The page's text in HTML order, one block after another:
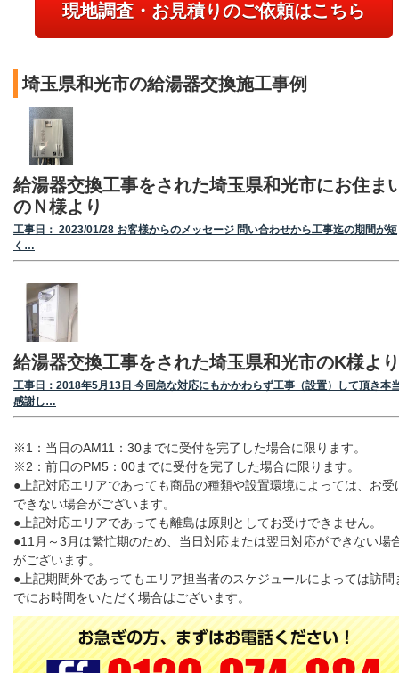
現地調査・お見積りのご依頼はこちら
埼玉県和光市の給湯器交換施工事例
給湯器交換工事をされた埼玉県和光市にお住ま
のＮ様より
工事日： 2023/01/28 お客様からのメッセージ 問い合わせから工事迄の期間が短
く…
給湯器交換工事をされた埼玉県和光市のK様より
工事日：2018年5月13日 今回急な対応にもかかわらず工事（設置）して頂き本
感謝し…
※1：当日のAM11：30までに受付を完了した場合に限ります。
※2：前日のPM5：00までに受付を完了した場合に限ります。
●上記対応エリアであっても商品の種類や設置環境によっては、お受
できない場合がございます。
●上記対応エリアであっても離島は原則としてお受けできません。
●11月～3月は繁忙期のため、当日対応または翌日対応ができない場
がございます。
●上記期間外であってもエリア担当者のスケジュールによっては訪問
でにお時間をいただく場合はございます。